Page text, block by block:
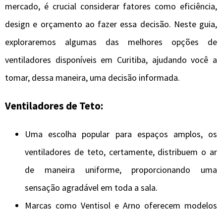
mercado, é crucial considerar fatores como eficiência,
design e orçamento ao fazer essa decisão. Neste guia,
exploraremos algumas das melhores opções de
ventiladores disponíveis em Curitiba, ajudando você a
tomar, dessa maneira, uma decisão informada.
Ventiladores de Teto:
Uma escolha popular para espaços amplos, os
ventiladores de teto, certamente, distribuem o ar
de maneira uniforme, proporcionando uma
sensação agradável em toda a sala.
Marcas como Ventisol e Arno oferecem modelos